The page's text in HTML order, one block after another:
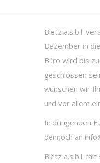
Blëtz a.s.b.l.
Dezember in
Büro wird bis
geschlossen
wünschen wir
und vor allem
In dringenden
dennoch an
Blëtz a.s.b.l.